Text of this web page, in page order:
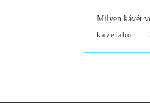
Milyen kávét
kavelabor -